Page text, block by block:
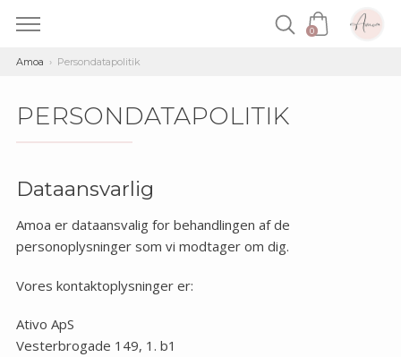
Skip
0
PERSONDATAPOLITIK
Amoa Persondatapolitik
Dataansvarlig
Amoa er dataansvalig for behandlingen af de
personoplysninger som vi modtager om dig.
Vores kontaktoplysninger er:
Ativo ApS
Vesterbrogade 149, 1. b1